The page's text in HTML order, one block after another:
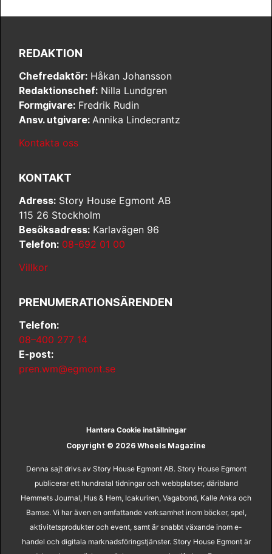
REDAKTION
Chefredaktör: Håkan Johansson
Redaktionschef: Nilla Lundgren
Formgivare: Fredrik Rudin
Ansv. utgivare: Annika Lindecrantz
Kontakta oss
KONTAKT
Adress: Story House Egmont AB
115 26 Stockholm
Besöksadress: Karlavägen 96
Telefon: 08-692 01 00
Villkor
PRENUMERATIONSÄRENDEN
Telefon:
08–400 277 14
E-post:
pren.wm@egmont.se
Hantera Cookie inställningar
Copyright © 2026 Wheels Magazine
Denna sajt drivs av Story House Egmont AB. Story House Egmont
publicerar ett hundratal tidningar och webbplatser, däribland
Hemmets Journal, Hus & Hem, Icakuriren, Vagabond, Kalle Anka och
Bamse. Vi har även en omfattande verksamhet inom böcker, spel,
aktivitetsprodukter och event, samt är snabbt växande inom e-
handel och digitala marknadsföringstjänster. Story House Egmont är